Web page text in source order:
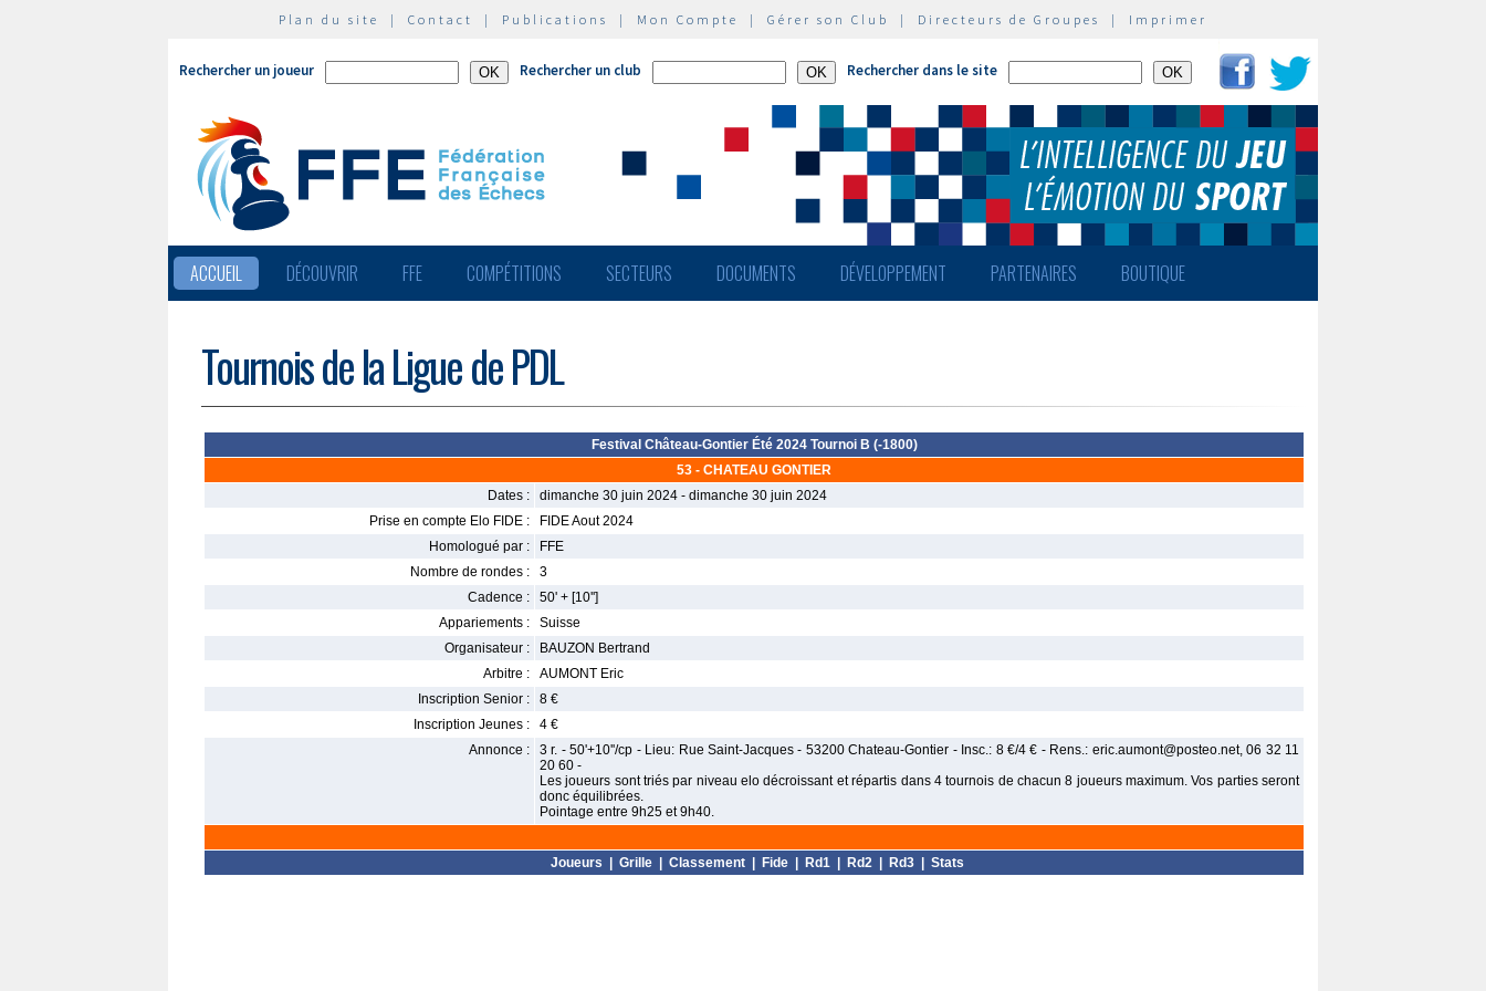
Plan du site | Contact | Publications | Mon Compte | Gérer son Club | Directeurs de Groupes | Imprimer
Rechercher un joueur Rechercher un club Rechercher dans le site
ACCUEIL DÉCOUVRIR FFE COMPÉTITIONS SECTEURS DOCUMENTS DÉVELOPPEMENT PARTENAIRES BOUTIQUE
Tournois de la Ligue de PDL
Festival Château-Gontier Été 2024 Tournoi B (-1800)
53 - CHATEAU GONTIER
Dates :
dimanche 30 juin 2024 - dimanche 30 juin 2024
Prise en compte Elo FIDE :
FIDE Aout 2024
Homologué par :
FFE
Nombre de rondes :
3
Cadence :
50' + [10'']
Appariements :
Suisse
Organisateur :
BAUZON Bertrand
Arbitre :
AUMONT Eric
Inscription Senior :
8 €
Inscription Jeunes :
4 €
Annonce :
3 r. - 50'+10''/cp - Lieu: Rue Saint-Jacques - 53200 Chateau-Gontier - Insc.: 8 €/4 € - Rens.: eric.aumont@posteo.net, 06 32 11
20 60 -
Les joueurs sont triés par niveau elo décroissant et répartis dans 4 tournois de chacun 8 joueurs maximum. Vos parties seront
donc équilibrées.
Pointage entre 9h25 et 9h40.
Joueurs Grille Classement Fide Rd1 Rd2 Rd3 Stats